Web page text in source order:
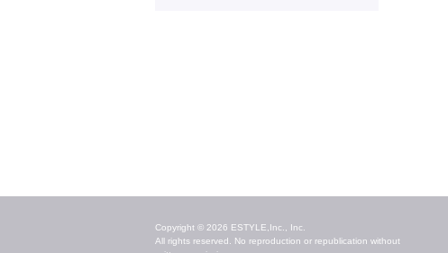
Copyright © 2026 ESTYLE,Inc., Inc.
All rights reserved. No reproduction or republication without